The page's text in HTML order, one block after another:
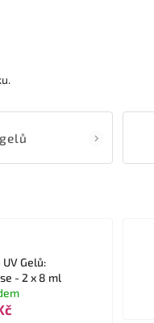
UV Gelů:
- 2 x 8 ml